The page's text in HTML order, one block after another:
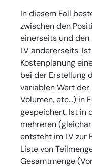
In diesem Fall
zwischen den
einerseits und
LV andererseits.
Kostenplanung
bei der Erstellung
variablen Wert der
Volumen, etc…) in
gespeichert. Ist in
mehreren
entsteht im LV zur
Liste von
Gesamtmenge